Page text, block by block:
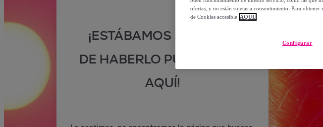
¡ESTÁBAMOS SEGUROS
DE HABERLO PUESTO POR
AQUÍ!
ofertas, y no están sujetas a consentimiento. Para
de Cookies accesible AQUÍ.
Configurar